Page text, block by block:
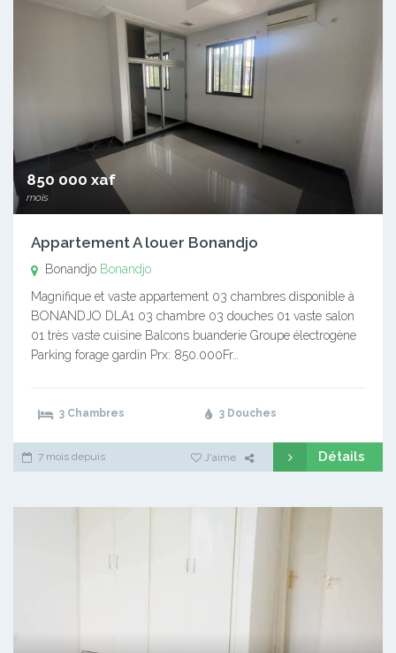
850 000 xaf
mois
Appartement A louer Bonandjo
Bonandjo Bonandjo
Magnifique et vaste appartement 03 chambres disponible à
BONANDJO DLA1 03 chambre 03 douches 01 vaste salon
01 très vaste cuisine Balcons buanderie Groupe électrogène
Parking forage gardin Prx: 850.000Fr…
3 Chambres 3 Douches
7 mois depuis J'aime Détails